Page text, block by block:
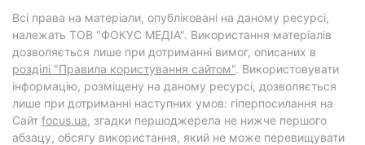
Всі права на матеріали, опубліковані на даному ресурсі,
належать ТОВ "ФОКУС МЕДІА". Використання матеріалів
дозволяється лише при дотриманні вимог, описаних в
розділі "Правила користування сайтом". Використовувати
інформацію, розміщену на даному ресурсі, дозволяється
лише при дотриманні наступних умов: гіперпосилання на
Cайт focus.ua, згадки першоджерела не нижче першого
абзацу, обсягу використання, який не може перевищувати